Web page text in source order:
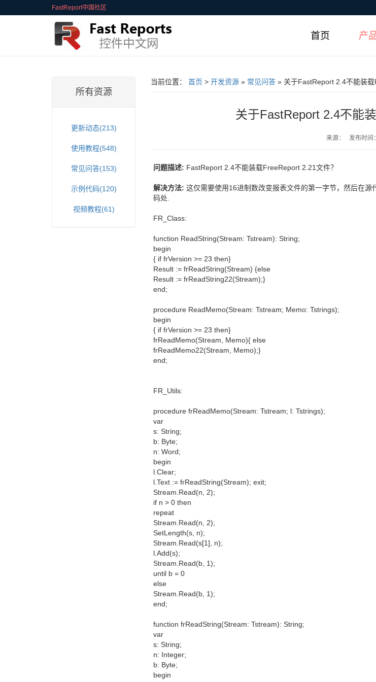
FastReport中国社区
首页 产
所有资源
更新动态(213)
使用教程(548)
常见问答(153)
示例代码(120)
视频教程(61)
当前位置： 首页 > 开发资源 » 常见问答 » 关于FastReport 2.4不能装
关于FastReport 2.4不能
来源： 发布时间
问题描述: FastReport 2.4不能装载FreeReport 2.21文件？
解决方法: 这仅需要使用16进制数改变报表文件的第一字节，然后在
码处.
FR_Class:
function ReadString(Stream: Tstream): String;
begin
{ if frVersion >= 23 then}
Result := frReadString(Stream) {else
Result := frReadString22(Stream);}
end;
procedure ReadMemo(Stream: Tstream; Memo: Tstrings);
begin
{ if frVersion >= 23 then}
frReadMemo(Stream, Memo){ else
frReadMemo22(Stream, Memo);}
end;
FR_Utils:
procedure frReadMemo(Stream: Tstream; l: Tstrings);
var
s: String;
b: Byte;
n: Word;
begin
l.Clear;
l.Text := frReadString(Stream); exit;
Stream.Read(n, 2);
if n > 0 then
repeat
Stream.Read(n, 2);
SetLength(s, n);
Stream.Read(s[1], n);
l.Add(s);
Stream.Read(b, 1);
until b = 0
else
Stream.Read(b, 1);
end;
function frReadString(Stream: Tstream): String;
var
s: String;
n: Integer;
b: Byte;
begin